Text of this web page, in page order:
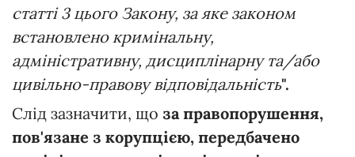
статті 3 цього Закону, за яке законом
встановлено кримінальну,
адміністративну, дисциплінарну та/або
цивільно-правову відповідальність".
Слід зазначити, що за правопорушення,
пов'язане з корупцією, передбачено